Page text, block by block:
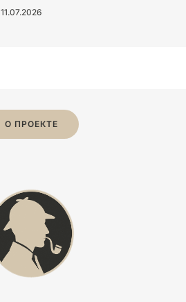
11.07.2026
О ПРОЕКТЕ